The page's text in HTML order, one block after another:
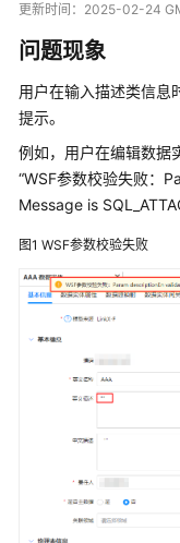
产
品
介
绍
计
费
说
明
快
速
入
更新时间： 2025-02-24
问题现象
用户在输入描述类信息
提示。
例如，用户在编辑数据
“WSF参数校验失败：
Message is
图1 WSF参数校验失败